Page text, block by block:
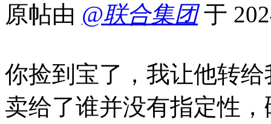
原帖由 @联合集团 于
你捡到宝了，我让他转
卖给了谁并没有指定性